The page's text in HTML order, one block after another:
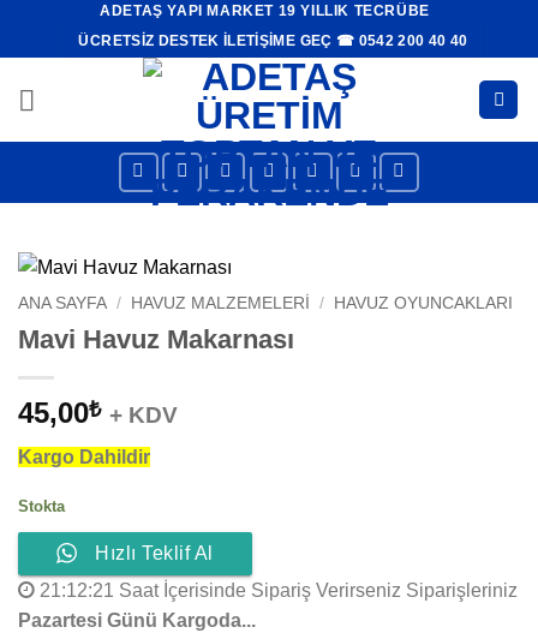
ADETAŞ YAPI MARKET 19 YILLIK TECRÜBE
ÜCRETSIZ DESTEK İLETIŞIME GEÇ ☎ 0542 200 40 40
ANA SAYFA / HAVUZ MALZEMELERI / HAVUZ OYUNCAKLARI
Mavi Havuz Makarnası
45,00₺ + KDV
Kargo Dahildir
Stokta
Hızlı Teklif Al
21:12:21 Saat İçerisinde Sipariş Verirseniz Siparişleriniz
Pazartesi Günü Kargoda...